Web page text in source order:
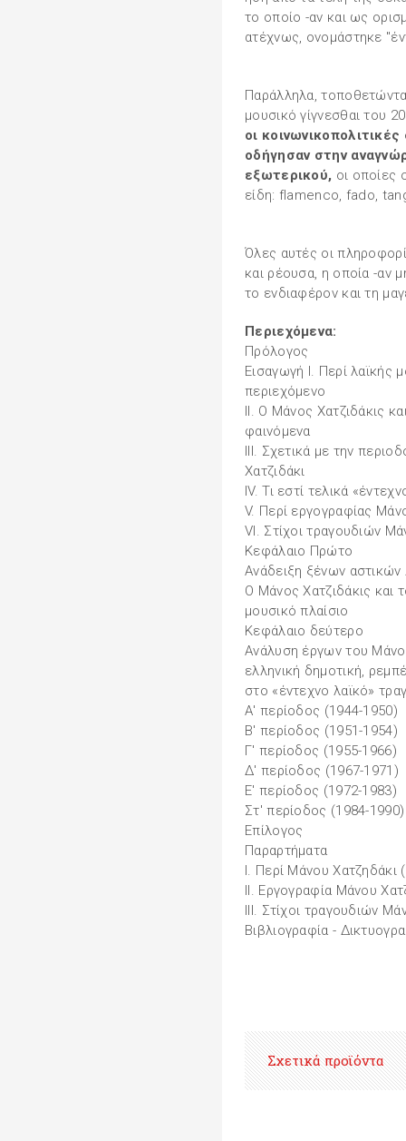
το οποίο -αν και ως
ατέχνως, ονομάστηκε
Παράλληλα,
μουσικό γίγνεσθαι του
οι
οδήγησαν στην
εξωτερικού, οι οποίες
είδη: flamenco, fado,
Όλες αυτές οι
και ρέουσα, η οποία -αν
το ενδιαφέρον και τη
Περιεχόμενα:
Πρόλογος
Εισαγωγή Ι. Περί λαϊκής
περιεχόμενο
II. Ο Μάνος Χατζιδάκις
φαινόμενα
III. Σχετικά με την
Χατζιδάκι
IV. Τι εστί τελικά
V. Περί εργογραφίας
VI. Στίχοι τραγουδιών
Κεφάλαιο Πρώτο
Ανάδειξη ξένων
Ο Μάνος Χατζιδάκις και
μουσικό πλαίσιο
Κεφάλαιο δεύτερο
Ανάλυση έργων του
ελληνική δημοτική,
στο «έντεχνο λαϊκό»
Α' περίοδος (1944-1950)
Β' περίοδος (1951-1954)
Γ' περίοδος (1955-1966)
Δ' περίοδος (1967-1971)
Ε' περίοδος (1972-1983)
Στ' περίοδος (1984-1990)
Επίλογος
Παραρτήματα
Ι. Περί Μάνου Χατζηδάκι
ΙΙ. Εργογραφία Μάνου
ΙΙΙ. Στίχοι τραγουδιών
Βιβλιογραφία -
Σχετικά προϊόντα